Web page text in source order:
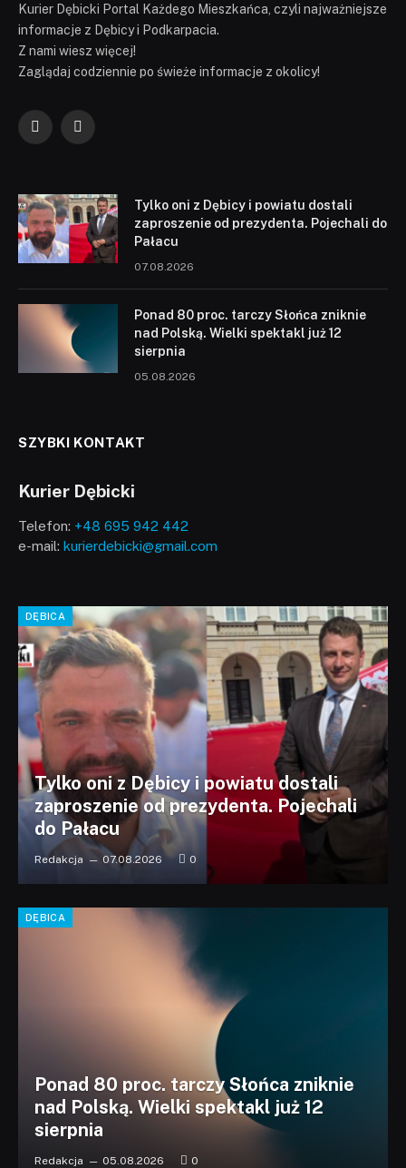
Kurier Dębicki Portal Każdego Mieszkańca, czyli najważniejsze
informacje z Dębicy i Podkarpacia.
Z nami wiesz więcej!
Zaglądaj codziennie po świeże informacje z okolicy!
FacebookYouTube
Tylko oni z Dębicy i powiatu dostali
zaproszenie od prezydenta. Pojechali do
Pałacu
07.08.2026
Ponad 80 proc. tarczy Słońca zniknie
nad Polską. Wielki spektakl już 12
sierpnia
05.08.2026
SZYBKI KONTAKT
Kurier Dębicki
Telefon: +48 695 942 442
e-mail: kurierdebicki@gmail.com
DĘBICA
Tylko oni z Dębicy i powiatu dostali
zaproszenie od prezydenta. Pojechali
do Pałacu
Redakcja 07.08.2026 0
DĘBICA
Ponad 80 proc. tarczy Słońca zniknie
nad Polską. Wielki spektakl już 12
sierpnia
Redakcja 05.08.2026 0